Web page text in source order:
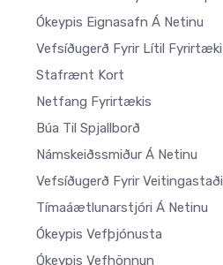
Ókeypis Eignasafn Á Netinu
Vefsíðugerð Fyrir Lítil Fyrirtæki
Stafrænt Kort
Netfang Fyrirtækis
Búa Til Spjallborð
Námskeiðssmiður Á Netinu
Vefsíðugerð Fyrir Veitingastaði
Tímaáætlunarstjóri Á Netinu
Ókeypis Vefþjónusta
Ókeypis Vefhönnun